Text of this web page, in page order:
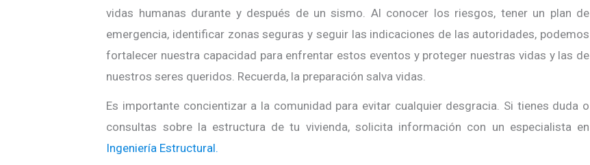
vidas humanas durante y después de un sismo. Al conocer los riesgos, tener un plan de
emergencia, identificar zonas seguras y seguir las indicaciones de las autoridades, podemos
fortalecer nuestra capacidad para enfrentar estos eventos y proteger nuestras vidas y las de
nuestros seres queridos. Recuerda, la preparación salva vidas.
Es importante concientizar a la comunidad para evitar cualquier desgracia. Si tienes duda o
consultas sobre la estructura de tu vivienda, solicita información con un especialista en
Ingeniería Estructural.